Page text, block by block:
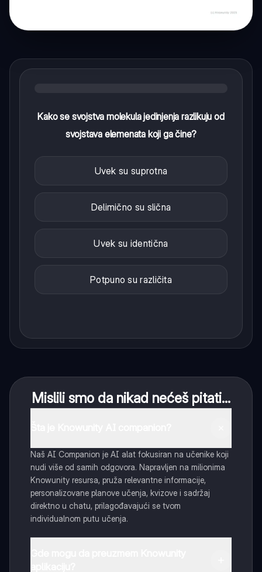
Kako se svojstva molekula jedinjenja razlikuju od
svojstava elemenata koji ga čine?
Uvek su suprotna
Delimično su slična
Uvek su identična
Potpuno su različita
Mislili smo da nikad nećeš pitati...
Naš AI Companion je AI alat fokusiran na učenike koji
nudi više od samih odgovora. Napravljen na milionima
Knowunity resursa, pruža relevantne informacije,
personalizovane planove učenja, kvizove i sadržaj
direktno u chatu, prilagođavajući se tvom
individualnom putu učenja.